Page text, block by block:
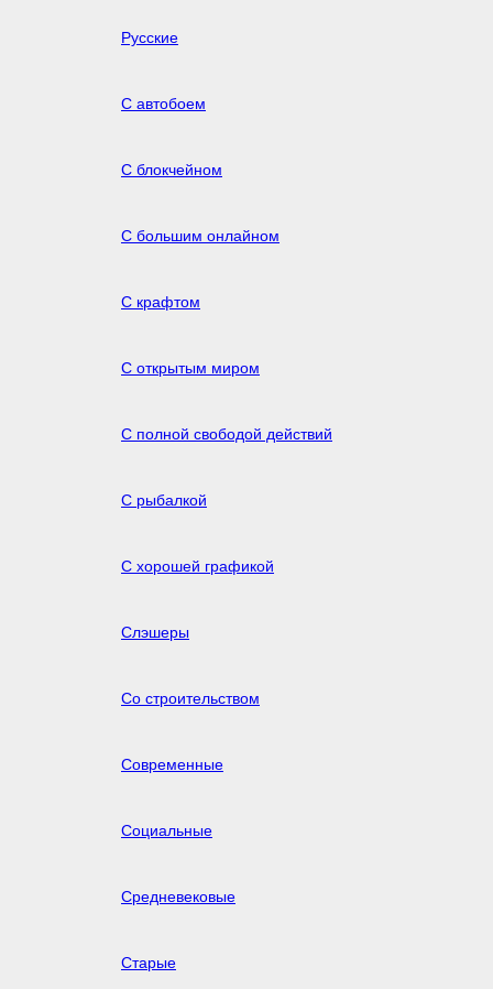
Русские
С автобоем
С блокчейном
С большим онлайном
С крафтом
С открытым миром
С полной свободой действий
С рыбалкой
С хорошей графикой
Слэшеры
Со строительством
Современные
Социальные
Средневековые
Старые